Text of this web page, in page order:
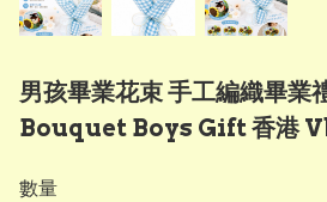
男孩畢業花束 手工編織畢
Bouquet Boys Gift 香港
數量